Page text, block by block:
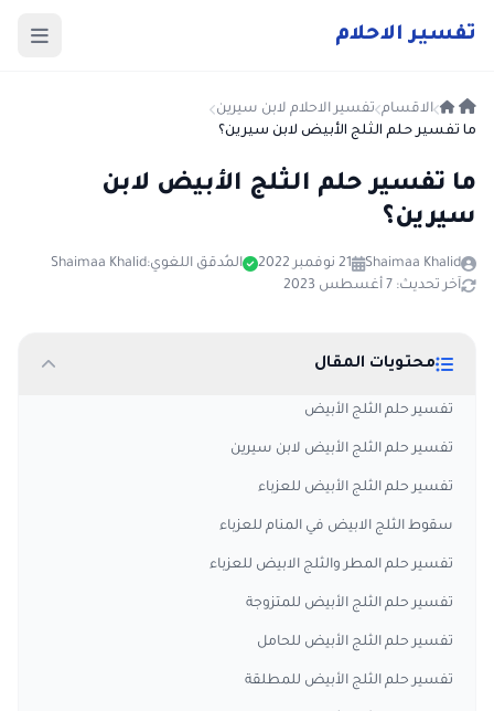
تفسير الاحلام
الاقسام تفسير الاحلام لابن سيرين
ما تفسير حلم الثلج الأبيض لابن سيرين؟
ما تفسير حلم الثلج الأبيض لابن
سيرين؟
Shaimaa Khalid 21 نوفمبر 2022 المُدقق اللغوي:Shaimaa Khalid
آخر تحديث: 7 أغسطس 2023
محتويات المقال
تفسير حلم الثلج الأبيض
تفسير حلم الثلج الأبيض لابن سيرين
تفسير حلم الثلج الأبيض للعزباء
سقوط الثلج الابيض في المنام للعزباء
تفسير حلم المطر والثلج الابيض للعزباء
تفسير حلم الثلج الأبيض للمتزوجة
تفسير حلم الثلج الأبيض للحامل
تفسير حلم الثلج الأبيض للمطلقة